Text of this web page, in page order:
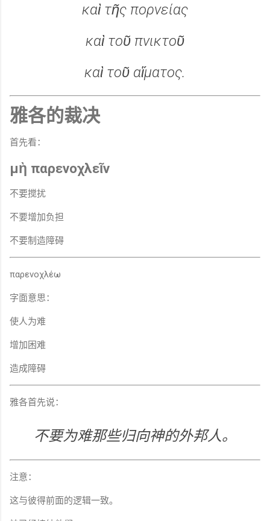
καὶ τῆς πορνείας
καὶ τοῦ πνικτοῦ
καὶ τοῦ αἵματος.
雅各的裁决
首先看：
μὴ παρενοχλεῖν
不要搅扰
不要增加负担
不要制造障碍
παρενοχλέω
字面意思：
使人为难
增加困难
造成障碍
雅各首先说：
不要为难那些归向神的外邦人。
注意：
这与彼得前面的逻辑一致。